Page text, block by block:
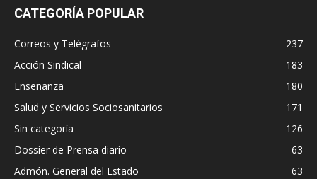
CATEGORÍA POPULAR
Correos y Telégrafos
237
Acción Sindical
183
Enseñanza
180
Salud y Servicios Sociosanitarios
171
Sin categoría
126
Dossier de Prensa diario
63
Admón. General del Estado
63